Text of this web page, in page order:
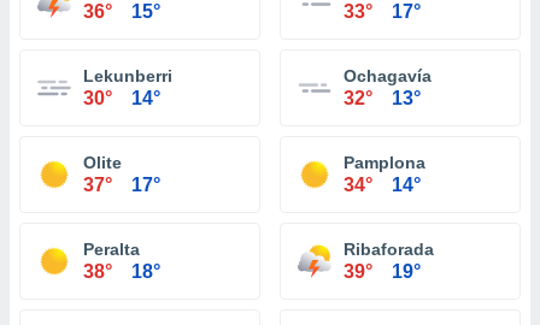
36° 15° 33° 17°
Lekunberri
30° 14°
Ochagavía
32° 13°
Olite
37° 17°
Pamplona
34° 14°
Peralta
38° 18°
Ribaforada
39° 19°